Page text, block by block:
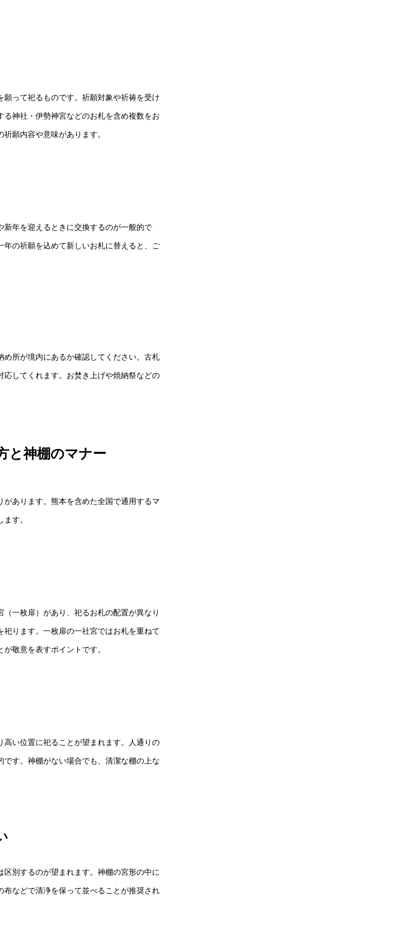
って祀るものです。祈願対象や祈祷を受け
神社・伊勢神宮などのお札を含め複数をお
願内容や意味があります。
年を迎えるときに交換するのが一般的で
の祈願を込めて新しいお札に替えると、ご
所が境内にあるか確認してください。古札
してくれます。お焚き上げや焼納祭などの
と神棚のマナー
あります。熊本を含めた全国で通用するマ
す。
一枚扉）があり、祀るお札の配置が異なり
ります。一枚扉の一社宮ではお札を重ねて
敬意を表すポイントです。
い位置に祀ることが望まれます。人通りの
す。神棚がない場合でも、清潔な棚の上な
別するのが望まれます。神棚の宮形の中に
などで清浄を保って並べることが推奨され